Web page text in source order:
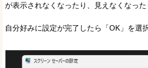
が表示されなくなったり、見えなくなった
自分好みに設定が完了したら「OK」を選